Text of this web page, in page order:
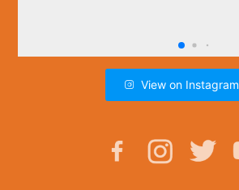
View on Instagram